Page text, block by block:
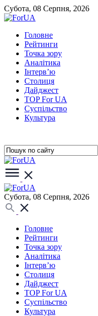
Субота, 08 Серпня, 2026
Головне
Рейтинги
Точка зору
Аналітика
Інтерв’ю
Столиця
Дайджест
TOP For UA
Суспiльство
Культура
Субота, 08 Серпня, 2026
Головне
Рейтинги
Точка зору
Аналітика
Інтерв’ю
Столиця
Дайджест
TOP For UA
Суспiльство
Культура